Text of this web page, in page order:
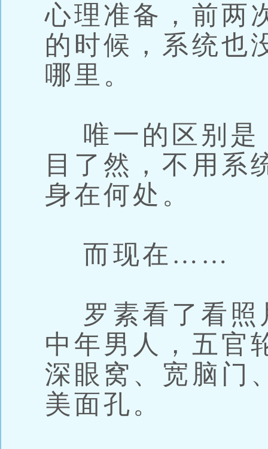
心理准备，前两
的时候，系统也
哪里。
唯一的区别是
目了然，不用系
身在何处。
而现在……
罗素看了看照
中年男人，五官
深眼窝、宽脑门
美面孔。